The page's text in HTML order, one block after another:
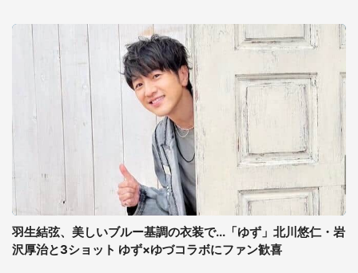
羽生結弦、美しいブルー基調の衣装で...「ゆず」北川悠仁・岩
沢厚治と3ショット ゆず×ゆづコラボにファン歓喜